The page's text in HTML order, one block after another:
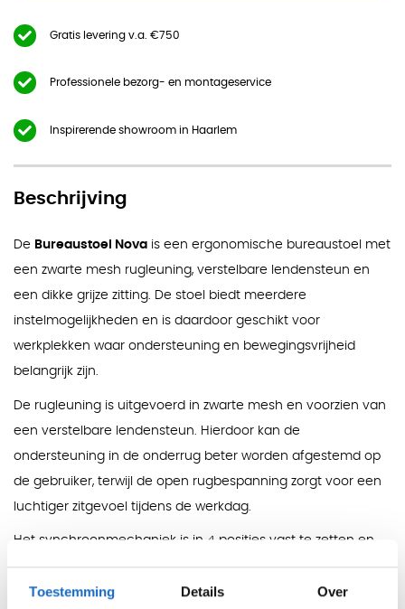
Toestemming Details Over
Gratis levering v.a. €750
Professionele bezorg- en montageservice
Inspirerende showroom in Haarlem
Beschrijving
De Bureaustoel Nova is een ergonomische bureaustoel met
een zwarte mesh rugleuning, verstelbare lendensteun en
een dikke grijze zitting. De stoel biedt meerdere
instelmogelijkheden en is daardoor geschikt voor
werkplekken waar ondersteuning en bewegingsvrijheid
belangrijk zijn.
De rugleuning is uitgevoerd in zwarte mesh en voorzien van
een verstelbare lendensteun. Hierdoor kan de
ondersteuning in de onderrug beter worden afgestemd op
de gebruiker, terwijl de open rugbespanning zorgt voor een
luchtiger zitgevoel tijdens de werkdag.
Het synchroonmechaniek is in 4 posities vast te zetten en
beschikt over een 3-traps gewichtsregeling. In combinatie
met de verstelbare zitdiepte kan de stoel nauwkeuriger